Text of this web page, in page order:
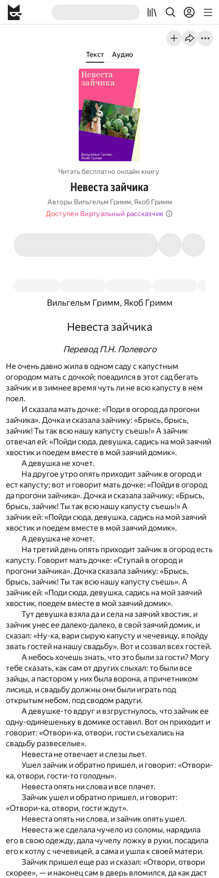
Текст Аудио
Читать бесплатно онлайн книгу
Невеста зайчика
Авторы Вильгельм Гримм, Якоб Гримм
Доступен Виртуальный рассказчик
Вильгельм Гримм, Якоб Гримм
Невеста зайчика
Перевод П.Н. Полевого
Не очень давно жила в одном саду с капустным
огородом мать с дочкой; повадился в этот сад бегать
зайчик и в зимнее время чуть ли не всю капусту в нем
поел.
И сказала мать дочке: «Поди в огород да прогони
зайчика». Дочка и сказала зайчику: «Брысь, брысь,
зайчик! Ты так всю нашу капусту съешь!» А зайчик
отвечал ей: «Пойди сюда, девушка, садись на мой заячий
хвостик и поедем вместе в мой заячий домик».
А девушка не хочет.
На другое утро опять приходит зайчик в огород и
ест капусту; вот и говорит мать дочке: «Пойди в огород
да прогони зайчика». Дочка и сказала зайчику: «Брысь,
брысь, зайчик! Ты так всю нашу капусту съешь!» А
зайчик ей: «Пойди сюда, девушка, садись на мой заячий
хвостик и поедем вместе в мой заячий домик».
А девушка не хочет.
На третий день опять приходит зайчик в огород есть
капусту. Говорит мать дочке: «Ступай в огород и
прогони зайчика». Дочка сказала зайчику: «Брысь,
брысь, зайчик! Ты так всю нашу капусту съешь». А
зайчик ей: «Поди сюда, девушка, садись на мой заячий
хвостик, поедем вместе в мой заячий домик».
Тут девушка взяла да и села на заячий хвостик, и
зайчик унес ее далеко-далеко, в свой заячий домик, и
сказал: «Ну-ка, вари сырую капусту и чечевицу, я пойду
звать гостей на нашу свадьбу». Вот и созвал всех гостей.
А небось хочешь знать, что это были за гости? Могу
тебе сказать, как сам от других слыхал: то были все
зайцы, а пастором у них была ворона, а причетником
лисица, и свадьбу должны они были играть под
открытым небом, под сводом радуги.
А девушке-то вдруг и взгрустнулось, что зайчик ее
одну-одинешеньку в домике оставил. Вот он приходит и
говорит: «Отвори-ка, отвори, гости съехались на
свадьбу развеселые».
Невеста не отвечает и слезы льет.
Ушел зайчик и обратно пришел, и говорит: «Отвори-
ка, отвори, гости-то голодны».
Невеста опять ни слова и все плачет.
Зайчик ушел и обратно пришел, и говорит:
«Отвори-ка, отвори, гости ждут».
Невеста опять ни слова, и зайчик опять ушел.
Невеста же сделала чучело из соломы, нарядила
его в свою одежду, дала чучелу ложку в руки, посадила
его к котлу с чечевицей, а сама и ушла к своей матери.
Зайчик пришел еще раз и сказал: «Отвори, отвори
скорее», — и наконец сам в дверь вломился, да как даст